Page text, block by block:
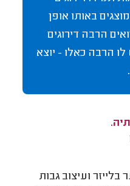
באותו אופן
הרבה דירוגים
לו הרבה כאלו - יוצא
ועיצוב גבות